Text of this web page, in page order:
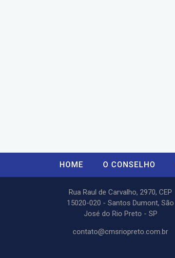
HOME O CONSELHO
Rua Raul de Carvalho, 2970, CEP
15020-020 - Santos Dumont, São
José do Rio Preto - SP
contato@cmsriopreto.com.br